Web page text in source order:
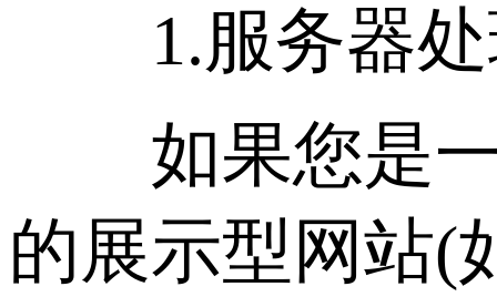
1.服务器处
如果您是一
的展示型网站(